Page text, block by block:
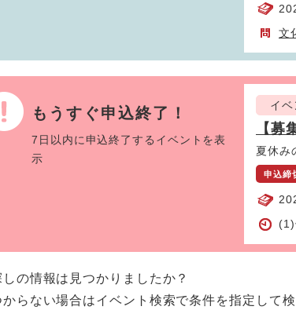
文
もうすぐ申込終了！
7日以内に申込終了するイベントを表
示
イベ
【
夏休み
申込締
しの情報は見つかりましたか？
からない場合はイベント検索で条件を指定して